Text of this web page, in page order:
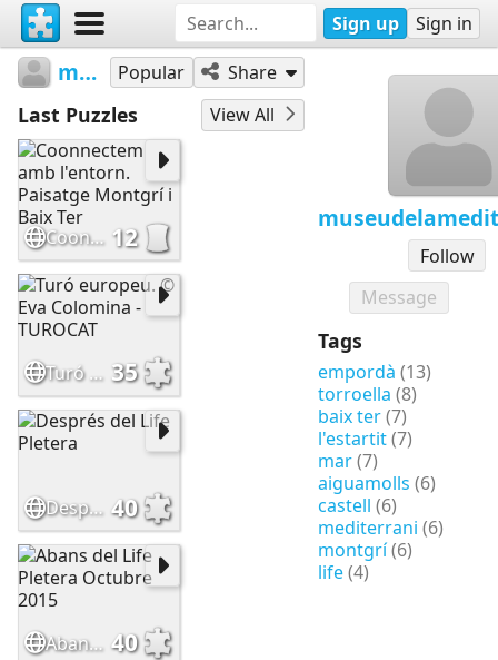
Sign up Sign in
Follow
Message
Tags
empordà (13)
torroella (8)
baix ter(7)
l'estartit(7)
mar(7)
aiguamolls (6)
castell (6)
mediterrani (6)
montgrí(6)
life(4)
museudelamediterrania Popular Share
Last Puzzles View All
Coonnectem amb l'entorn. Paisatge Montgrí i Baix Ter 12
Turó europeu. © Eva Colomina - TUROCAT 35
Després del Life Pletera 40
Abans del Life Pletera Octubre 2015 40